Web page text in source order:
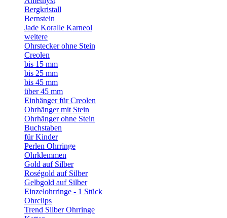
Bergkristall
Bernstein
Jade Koralle Karneol
weitere
Ohrstecker ohne Stein
Creolen
bis 15 mm
bis 25 mm
bis 45 mm
über 45 mm
Einhänger für Creolen
Ohrhänger mit Stein
Ohrhänger ohne Stein
Buchstaben
für Kinder
Perlen Ohrringe
Ohrklemmen
Gold auf Silber
Roségold auf Silber
Gelbgold auf Silber
Einzelohrringe - 1 Stück
Ohrclips
Trend Silber Ohrringe